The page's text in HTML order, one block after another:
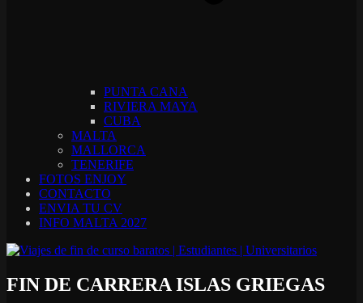
PUNTA CANA
RIVIERA MAYA
CUBA
MALTA
MALLORCA
TENERIFE
FOTOS ENJOY
CONTACTO
ENVIA TU CV
INFO MALTA 2027
FIN DE CARRERA ISLAS GRIEGAS